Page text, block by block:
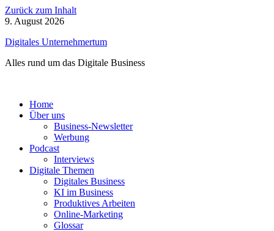
Zurück zum Inhalt
9. August 2026
Digitales Unternehmertum
Alles rund um das Digitale Business
Home
Über uns
Business-Newsletter
Werbung
Podcast
Interviews
Digitale Themen
Digitales Business
KI im Business
Produktives Arbeiten
Online-Marketing
Glossar